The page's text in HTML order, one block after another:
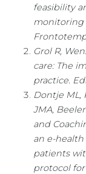
feasibility
monitoring
Grol R,
care: The
practice.
Dontje ML,
JMA,
and
an e-
patients
protocol